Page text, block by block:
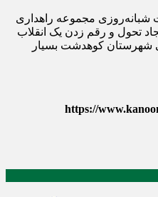
مجموعه راهداری
تحول و رقم زدن یک انقلاب
شهرستان کوهدشت بسیار
https://